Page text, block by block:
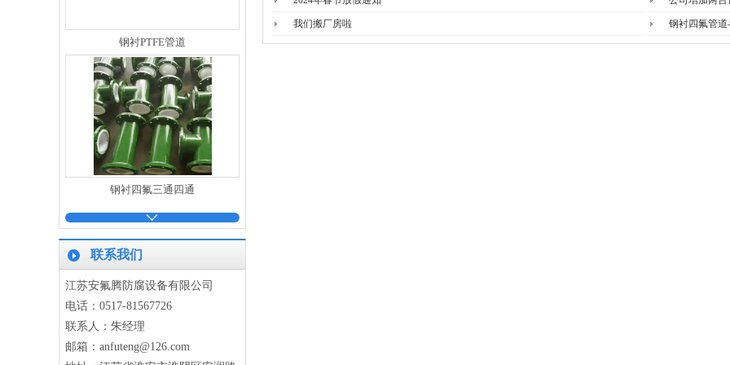
钢衬PTFE管道
钢衬四氟三通四通
联系我们
江苏安氟腾防腐设备有限公司
电话：0517-81567726
联系人：朱经理
邮箱：anfuteng@126.com
我们搬厂房啦 钢衬四氟管道